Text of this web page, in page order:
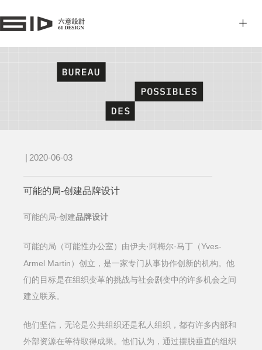
| 2020-06-03
可能的局-创建品牌设计
可能的局-创建品牌设计
可能的 局（可能性办公室）由伊夫·阿梅尔·马丁（Yves-
Armel Martin）创立，是一家专门从事协作创新的机构。他
们的目标是在组织变革的挑战与社会剧变中的许多机会之间
建立联系。
他们坚信，无论是公共组织还是私人组织，都有许多内部和
外部资源在等待取得成果。他们认为，通过摆脱垂直的组织